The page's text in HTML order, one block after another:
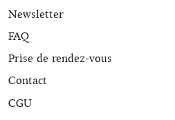
Newsletter
FAQ
Prise de rendez-vous
Contact
CGU